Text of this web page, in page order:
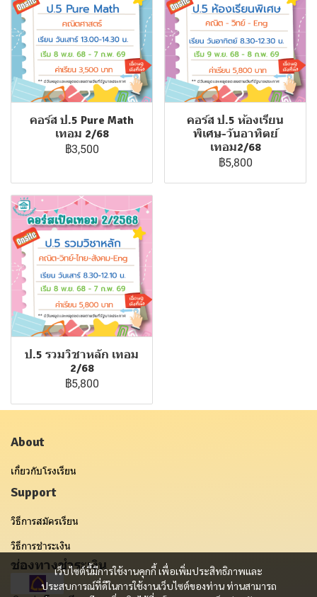
คอร์ส ป.5 Pure Math
เทอม 2/68
฿3,500
คอร์ส ป.5 ห้องเรียน
พิเศษ-วันอาทิตย์
เทอม2/68
฿5,800
ป.5 รวมวิชาหลัก เทอม
2/68
฿5,800
เว็บไซต์นี้มีการใช้งานคุกกี้ เพื่อเพิ่มประสิทธิภาพและ
ประสบการณ์ที่ดีในการใช้งานเว็บไซต์ของท่าน ท่านสามารถ
About
เกี่ยวกับโรงเรียน
Support
วิธีการสมัครเรียน
วิธีการชำระเงิน
ช่องทางชำระเงิน